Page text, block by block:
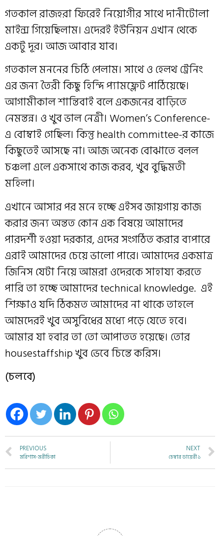
গতকাল রাজহরা ফিরেই নিয়োগীর সাথে দানীটোলা
মাইন্স গিয়েছিলাম। এদেরই ইউনিয়ন এখান থেকে
একটু দূর। আজ আবার যাব।
গতকাল মননের চিঠি পেলাম। সাথে ও হেলথ ট্রেনিং
এর জন্য তৈরী কিছু হিন্দি প্যামফ্লেট পাঠিয়েছে।
আগামীকাল শান্তিবাই বলে একজনের বাড়িতে
নেমন্তন্ন। ও খুব ভাল নেত্রী। Women’s Conference-
এ বোম্বাই গেছিল। কিন্তু health committee-র কাজে
কিছুতেই আসছে না। আজ অনেক বোঝাতে বলল
চঞ্চলা এলে একসাথে কাজ করব, খুব বুদ্ধিমতী
মহিলা।
এখানে আসার পর মনে হচ্ছে এইসব জায়গায় কাজ
করার জন্য অন্তত কোন এক বিষয়ে আমাদের
পারদর্শী হওয়া দরকার, এদের সংগঠিত করার ব্যপারে
এরাই আমাদের চেয়ে ভালো পারে। আমাদের একমাত্র
জিনিস যেটা নিয়ে আমরা ওদেরকে সাহায্য করতে
পারি তা হচ্ছে আমাদের technical knowledge. এই
শিক্ষাও যদি ঠিকমত আমাদের না থাকে তাহলে
আমদেরই খুব অসুবিধের মধ্যে পড়ে যেতে হবে।
আমার যা হবার তা তো আপাতত হয়েছে। তোর
housestaffship খুব ভেবে চিন্তে করিস।
(চলবে)
PREVIOUS
মরিশাস-মরীচিকা
NEXT
চেম্বার ডায়েরী ১